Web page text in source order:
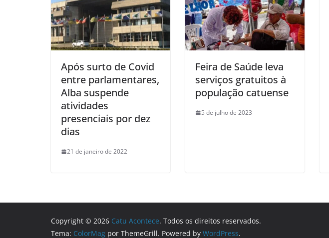
Após surto de Covid
entre parlamentares,
Alba suspende
atividades
presenciais por dez
dias
21 de janeiro de 2022
Feira de Saúde leva
serviços gratuitos à
população catuense
5 de julho de 2023
Copyright © 2026 Catu Acontece. Todos os direitos reservados.
Tema: ColorMag por ThemeGrill. Powered by WordPress.